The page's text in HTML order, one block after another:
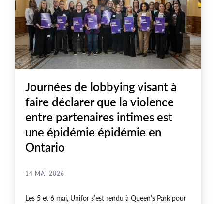
Journées de lobbying visant à
faire déclarer que la violence
entre partenaires intimes est
une épidémie épidémie en
Ontario
14 MAI 2026
Les 5 et 6 mai, Unifor s’est rendu à Queen’s Park pour